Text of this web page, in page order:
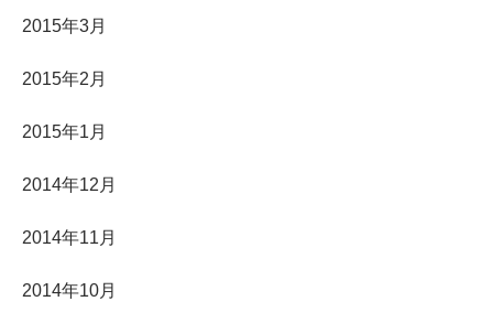
2015年3月
2015年2月
2015年1月
2014年12月
2014年11月
2014年10月